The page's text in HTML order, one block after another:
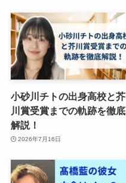
小砂川チトの出身高校と芥
川賞受賞までの軌跡を徹底
解説！
2026年7月16日